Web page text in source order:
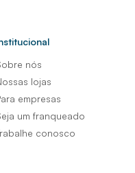
nós
lojas
empresas
um franqueado
conosco